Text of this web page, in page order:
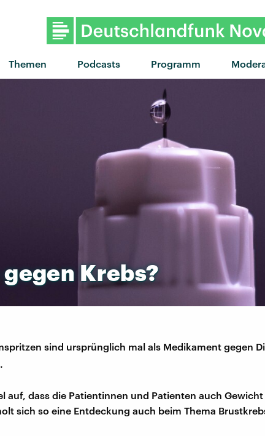
Themen Podcasts Programm
gegen Krebs?
sind ursprünglich mal als Medikament gegen
auf, dass die Patientinnen und Patienten auch
sich so eine Entdeckung auch beim Thema